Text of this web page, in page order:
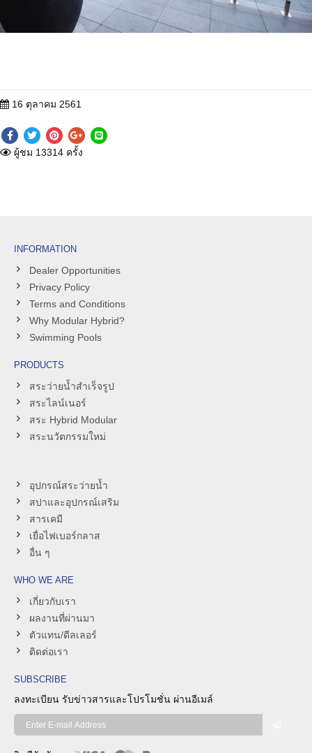
16 ตุลาคม 2561
ผู้ชม 13314 ครั้ง
INFORMATION
Dealer Opportunities
Privacy Policy
Terms and Conditions
Why Modular Hybrid?
Swimming Pools
PRODUCTS
สระว่ายน้ำสำเร็จรูป
สระไลน์เนอร์
สระ Hybrid Modular
สระนวัตกรรมใหม่
อุปกรณ์สระว่ายน้ำ
สปาและอุปกรณ์เสริม
สารเคมี
เยื่อไฟเบอร์กลาส
อื่น ๆ
WHO WE ARE
เกี่ยวกับเรา
ผลงานที่ผ่านมา
ตัวแทน/ดีลเลอร์
ติดต่อเรา
SUBSCRIBE
ลงทะเบียน รับข่าวสารและโปรโมชั่น ผ่านอีเมล์